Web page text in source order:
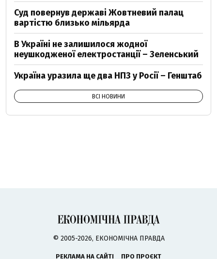
Суд повернув державі Жовтневий палац
вартістю близько мільярда
В Україні не залишилося жодної
неушкодженої електростанції – Зеленський
Україна уразила ще два НПЗ у Росії – Генштаб
ВСІ НОВИНИ
© 2005-2026, ЕКОНОМІЧНА ПРАВДА
РЕКЛАМА НА САЙТІ
ПРО ПРОЄКТ